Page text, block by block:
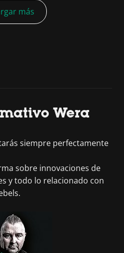
más
Wera
siempre perfectamente
sobre innovaciones de
y todo lo relacionado con